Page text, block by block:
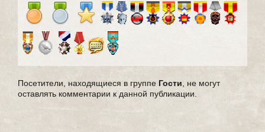
Посетители, находящиеся в группе Гости, не могут
оставлять комментарии к данной публикации.